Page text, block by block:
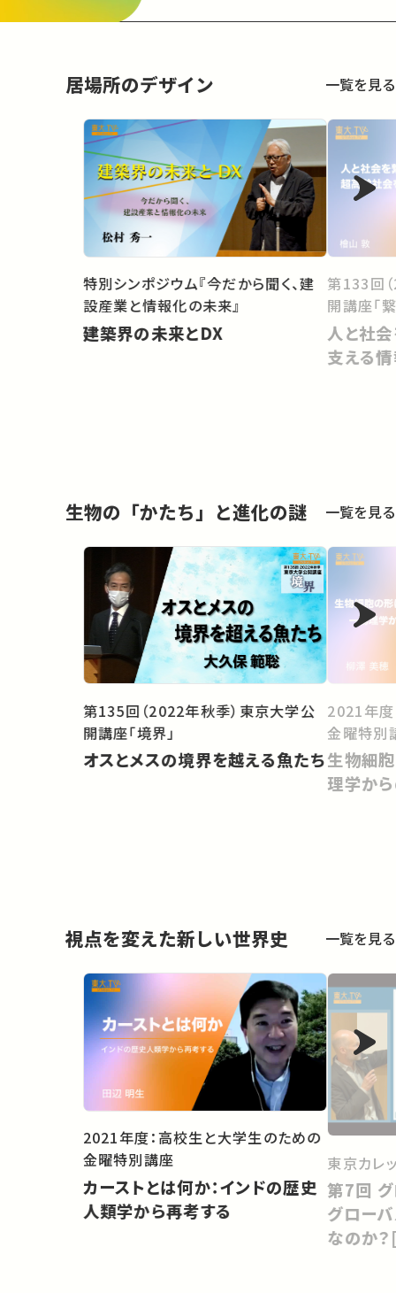
居場所のデザイン 一覧を見る
特別シンポジウム『今だから聞く、建
設産業と情報化の未来』
建築界の未来とDX
第133回
開講座「
人と社
支える
生物の「かたち」と進化の謎 一覧を見る
第135回（2022年秋季）東京大学公
開講座「境界」
オスとメスの境界を越える魚たち
2021年度
金曜特別
生物細
理学か
視点を変えた新しい世界史 一覧を見る
2021年度：高校生と大学生のための
金曜特別講座
カーストとは何か：インドの歴史
人類学から再考する
東京カレ
第7回 グローバルヒストリー：1.
グロー
なのか